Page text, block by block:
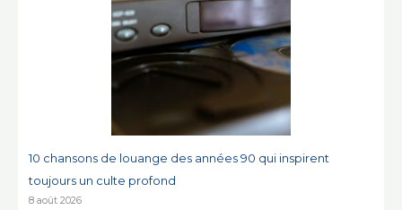
10 chansons de louange des années 90 qui inspirent
toujours un culte profond
8 août 2026